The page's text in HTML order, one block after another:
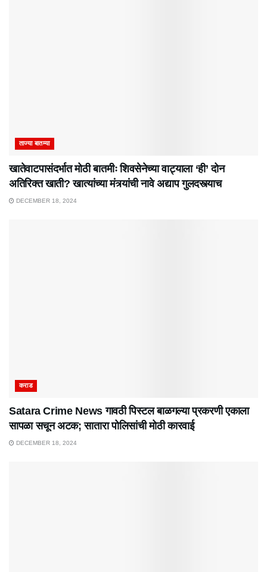
ताज्या बातम्या
खातेवाटपासंदर्भात मोठी बातमीः शिवसेनेच्या वाट्याला ‘ही’ दोन
अतिरिक्त खाती? खात्यांच्या मंत्र्यांची नावे अद्याप गुलदस्त्याच
DECEMBER 18, 2024
कराड
Satara Crime News गावठी पिस्टल बाळगल्या प्रकरणी एकाला
सापळा सचून अटक; सातारा पोलिसांची मोठी कारवाई
DECEMBER 18, 2024